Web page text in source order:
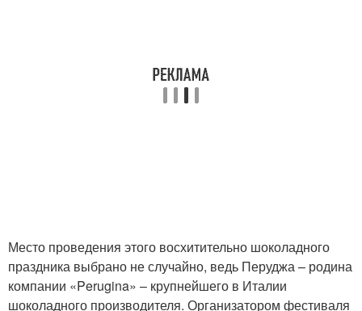
Место проведения этого восхитительно шоколадного
праздника выбрано не случайно, ведь Перуджа – родина
компании «Perugina» – крупнейшего в Италии
шоколадного производителя. Организатором фестиваля